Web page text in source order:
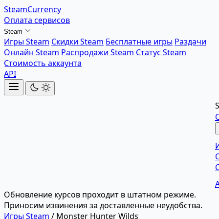
SteamCurrency
Оплата сервисов
Steam
Игры Steam Скидки Steam Бесплатные игры Раздачи
Онлайн Steam Распродажи Steam Статус Steam
Стоимость аккаунта
API
Обновление курсов проходит в штатном режиме.
Приносим извинения за доставленные неудобства.
Игры Steam / Monster Hunter Wilds